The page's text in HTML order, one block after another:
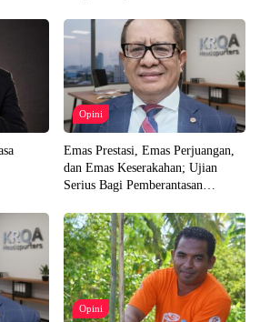
Opini
Emas Prestasi, Emas Perjuangan,
dan Emas Keserakahan; Ujian
Serius Bagi Pemberantasan
Opini